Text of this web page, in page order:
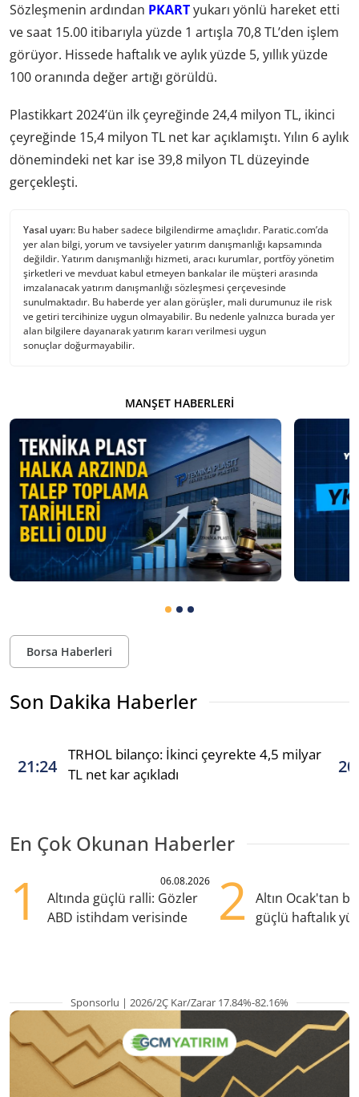
Sözleşmenin ardından PKARTyukarı yönlü hareket etti
ve saat 15.00 itibarıyla yüzde 1 artışla 70,8 TL’den işlem
görüyor. Hissede haftalık ve aylık yüzde 5, yıllık yüzde
100 oranında değer artığı görüldü.
Plastikkart 2024’ün ilk çeyreğinde 24,4 milyon TL, ikinci
çeyreğinde 15,4 milyon TL net kar açıklamıştı. Yılın 6 aylık
dönemindeki net kar ise 39,8 milyon TL düzeyinde
gerçekleşti.
Yasal uyarı: Bu haber sadece bilgilendirme amaçlıdır. Paratic.com’da
yer alan bilgi, yorum ve tavsiyeler yatırım danışmanlığı kapsamında
değildir. Yatırım danışmanlığı hizmeti, aracı kurumlar, portföy yönetim
şirketleri ve mevduat kabul etmeyen bankalar ile müşteri arasında
imzalanacak yatırım danışmanlığı sözleşmesi çerçevesinde
sunulmaktadır. Bu haberde yer alan görüşler, mali durumunuz ile risk
ve getiri tercihinize uygun olmayabilir. Bu nedenle yalnızca burada yer
alan bilgilere dayanarak yatırım kararı verilmesi uygun
sonuçlar doğurmayabilir.
MANŞET HABERLERI
Borsa Haberleri
Son Dakika Haberler
21:24
TRHOL bilanço: İkinci çeyrekte 4,5 milyar
TL net kar açıkladı
En Çok Okunan Haberler
1 06.08.2026
Altında güçlü ralli: Gözler
ABD istihdam verisinde
2
Altın Ocak'tan
güçlü haftalık
Sponsorlu | 2026/2Ç Kar/Zarar 17.84%-82.16%